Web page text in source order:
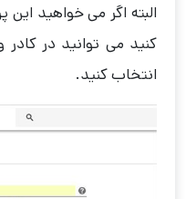
البته اگر می خواهید
انتخاب کنید.